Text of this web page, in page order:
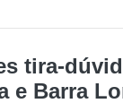
tira-
e Barra